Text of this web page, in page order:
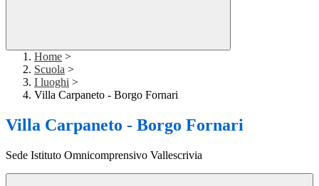
Home >
Scuola >
I luoghi >
Villa Carpaneto - Borgo Fornari
Villa Carpaneto - Borgo Fornari
Sede Istituto Omnicomprensivo Vallescrivia